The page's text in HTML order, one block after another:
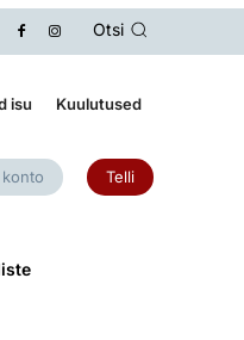
Otsi
isu Kuulutused
Telli